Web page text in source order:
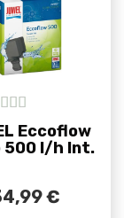
of 5
Eccoflow
500 l/h Int.
€